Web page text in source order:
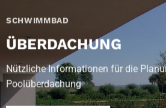
SCHWIMMBAD
ÜBERDACHUNG
Nützliche Informationen für die
Poolüberdachung